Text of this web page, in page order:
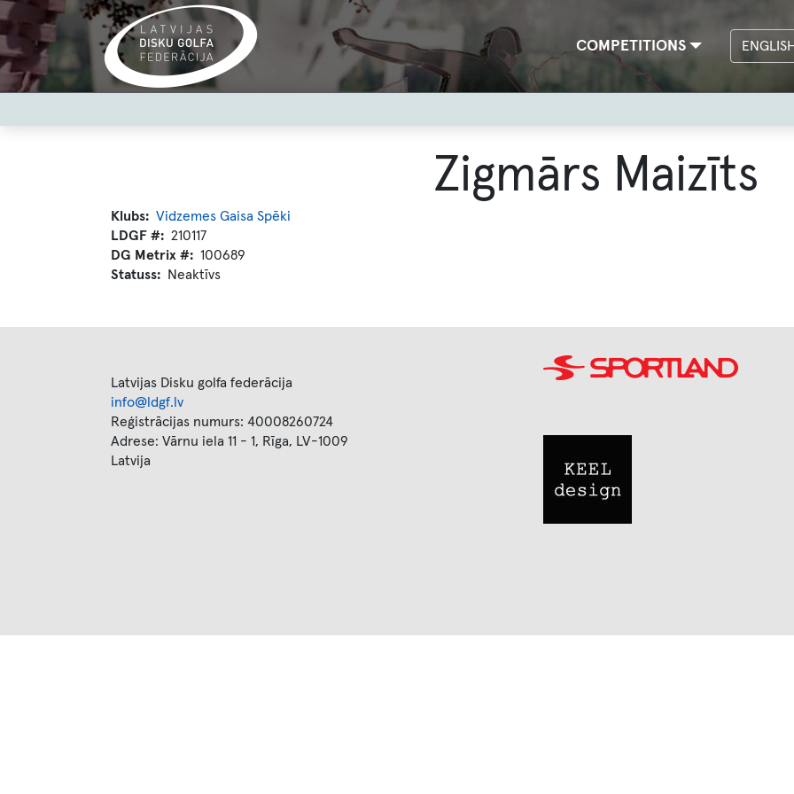
Skip
main
content
navigation
COMPETITIONS ENGLISH
menu
Zigmārs Maizīts
Klubs
Vidzemes Gaisa Spēki
LDGF #
210117
DG Metrix #
100689
Statuss
Neaktīvs
Latvijas Disku golfa federācija
info@ldgf.lv
Reģistrācijas numurs: 40008260724
Adrese: Vārnu iela 11 - 1, Rīga, LV-1009
Latvija
Image